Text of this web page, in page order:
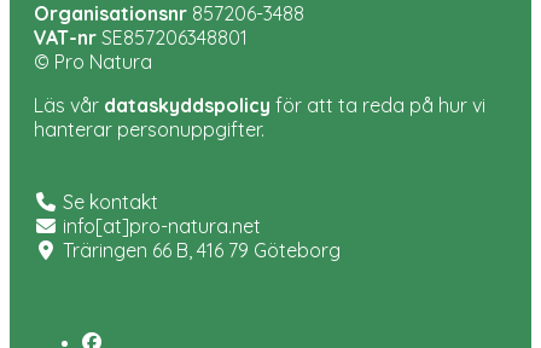
Organisationsnr 857206-3488
VAT-nr SE857206348801
© Pro Natura
Läs vår dataskyddspolicy för att ta reda på hur vi
hanterar personuppgifter.
Se kontakt
info[at]pro-natura.net
Träringen 66 B, 416 79 Göteborg